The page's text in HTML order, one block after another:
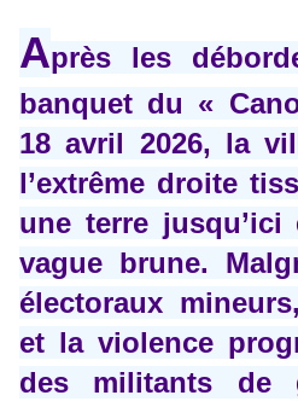
Après les
banquet du «
18 avril 2026, la
l’extrême droite
une terre jusqu’ici
vague brune.
électoraux
et la violence
des militants de